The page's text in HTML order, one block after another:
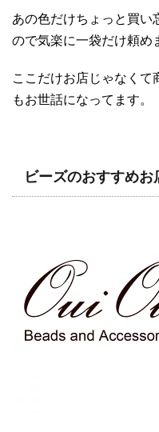
あの色だけちょっと買い
ので気楽に一袋だけ頼め
ここだけお店じゃなくて
もお世話になってます。
ビーズのおすすめお